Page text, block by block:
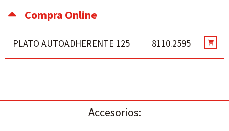
Compra Online
PLATO AUTOADHERENTE 125 8110.2595
Accesorios: